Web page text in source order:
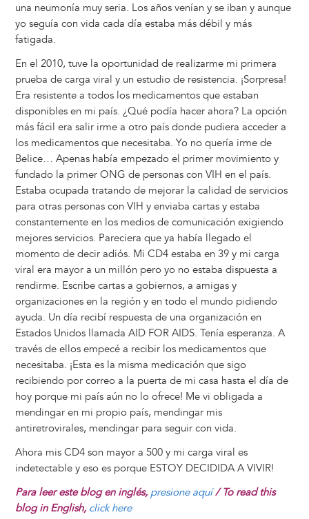
una neumonía muy seria. Los años venían y se iban y aunque
yo seguía con vida cada día estaba más débil y más
fatigada.
En el 2010, tuve la oportunidad de realizarme mi primera
prueba de carga viral y un estudio de resistencia. ¡Sorpresa!
Era resistente a todos los medicamentos que estaban
disponibles en mi país. ¿Qué podía hacer ahora? La opción
más fácil era salir irme a otro país donde pudiera acceder a
los medicamentos que necesitaba. Yo no quería irme de
Belice… Apenas había empezado el primer movimiento y
fundado la primer ONG de personas con VIH en el país.
Estaba ocupada tratando de mejorar la calidad de servicios
para otras personas con VIH y enviaba cartas y estaba
constantemente en los medios de comunicación exigiendo
mejores servicios. Pareciera que ya había llegado el
momento de decir adiós. Mi CD4 estaba en 39 y mi carga
viral era mayor a un millón pero yo no estaba dispuesta a
rendirme. Escribe cartas a gobiernos, a amigas y
organizaciones en la región y en todo el mundo pidiendo
ayuda. Un día recibí respuesta de una organización en
Estados Unidos llamada AID FOR AIDS. Tenía esperanza. A
través de ellos empecé a recibir los medicamentos que
necesitaba. ¡Esta es la misma medicación que sigo
recibiendo por correo a la puerta de mi casa hasta el día de
hoy porque mi país aún no lo ofrece! Me vi obligada a
mendingar en mi propio país, mendingar mis
antiretrovirales, mendingar para seguir con vida.
Ahora mis CD4 son mayor a 500 y mi carga viral es
indetectable y eso es porque ESTOY DECIDIDA A VIVIR!
Para leer este blog en inglés, presione aquí/ To read this
blog in English, click here